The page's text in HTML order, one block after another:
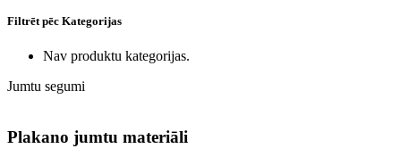
Filtrēt pēc Kategorijas
Nav produktu kategorijas.
Jumtu segumi
Plakano jumtu materiāli